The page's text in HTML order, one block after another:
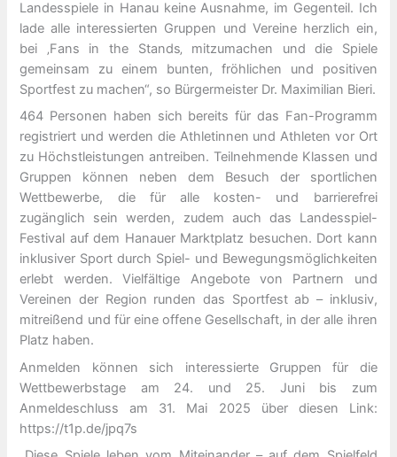
Landesspiele in Hanau keine Ausnahme, im Gegenteil. Ich
lade alle interessierten Gruppen und Vereine herzlich ein,
bei ‚Fans in the Stands‚ mitzumachen und die Spiele
gemeinsam zu einem bunten, fröhlichen und positiven
Sportfest zu machen“, so Bürgermeister Dr. Maximilian Bieri.
464 Personen haben sich bereits für das Fan-Programm
registriert und werden die Athletinnen und Athleten vor Ort
zu Höchstleistungen antreiben. Teilnehmende Klassen und
Gruppen können neben dem Besuch der sportlichen
Wettbewerbe, die für alle kosten- und barrierefrei
zugänglich sein werden, zudem auch das Landesspiel-
Festival auf dem Hanauer Marktplatz besuchen. Dort kann
inklusiver Sport durch Spiel- und Bewegungsmöglichkeiten
erlebt werden. Vielfältige Angebote von Partnern und
Vereinen der Region runden das Sportfest ab – inklusiv,
mitreißend und für eine offene Gesellschaft, in der alle ihren
Platz haben.
Anmelden können sich interessierte Gruppen für die
Wettbewerbstage am 24. und 25. Juni bis zum
Anmeldeschluss am 31. Mai 2025 über diesen Link:
https://t1p.de/jpq7s